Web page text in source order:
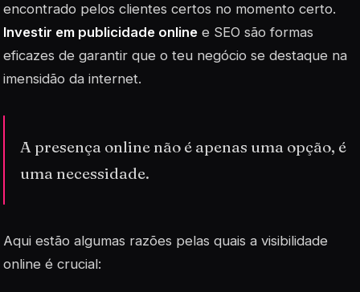
encontrado pelos clientes certos no momento certo.
Investir em publicidade online e SEO são formas
eficazes de garantir que o teu negócio se destaque na
imensidão da internet.
A presença online não é apenas uma opção, é
uma necessidade.
Aqui estão algumas razões pelas quais a visibilidade
online é crucial: